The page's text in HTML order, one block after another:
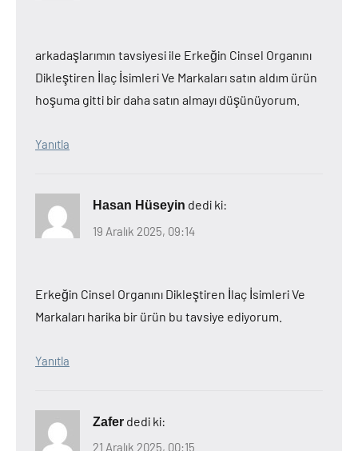
arkadaşlarımın tavsiyesi ile Erkeğin Cinsel Organını
Dikleştiren İlaç İsimleri Ve Markaları satın aldım ürün
hoşuma gitti bir daha satın almayı düşünüyorum.
Yanıtla
Hasan Hüseyin dedi ki:
19 Aralık 2025, 09:14
Erkeğin Cinsel Organını Dikleştiren İlaç İsimleri Ve
Markaları harika bir ürün bu tavsiye ediyorum.
Yanıtla
Zafer dedi ki:
21 Aralık 2025, 00:15